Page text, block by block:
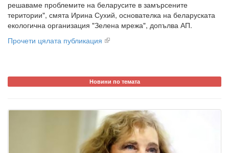
решаваме проблемите на беларусите в замърсените
територии", смята Ирина Сухий, основателка на беларуската
екологична организация "Зелена мрежа", допълва АП.
Прочети цялата публикация
Новини по темата